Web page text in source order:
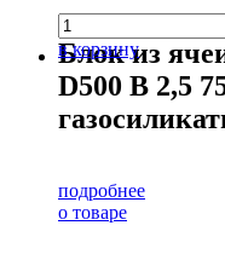
в корзину
Блок из
D500 В 2,5
подробнее
о товаре